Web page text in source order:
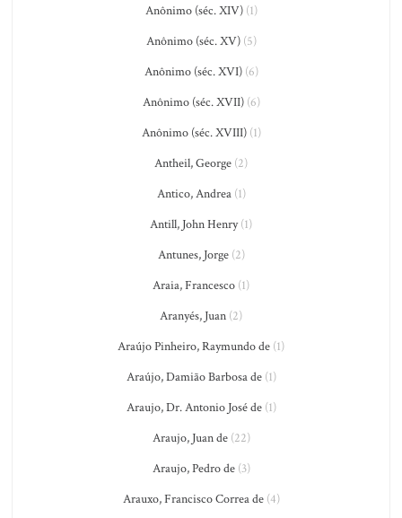
Anônimo (séc. XIV)(1)
Anônimo (séc. XV)(5)
Anônimo (séc. XVI)(6)
Anônimo (séc. XVII)(6)
Anônimo (séc. XVIII)(1)
Antheil, George (2)
Antico, Andrea(1)
Antill, John Henry(1)
Antunes, Jorge(2)
Araia, Francesco (1)
Aranyés, Juan (2)
Araújo Pinheiro, Raymundo de (1)
Araújo, Damião Barbosa de(1)
Araujo, Dr. Antonio José de(1)
Araujo, Juan de(22)
Araujo, Pedro de(3)
Arauxo, Francisco Correa de(4)